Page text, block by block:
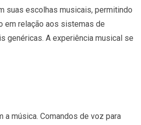
suas escolhas musicais, permitindo
em relação aos sistemas de
genéricas. A experiência musical se
a música. Comandos de voz para